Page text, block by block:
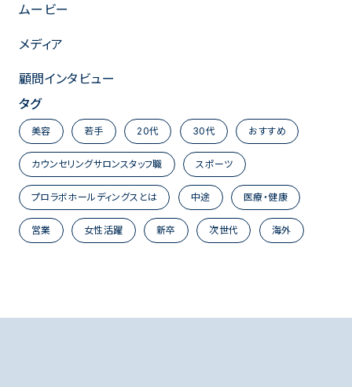
ムービー
メディア
顧問インタビュー
タグ
美容 若手 20代 30代 おすすめ
カウンセリングサロンスタッフ職 スポーツ
プロラボホールディングスとは 中途 医療・健康
営業 女性活躍 新卒 次世代 海外